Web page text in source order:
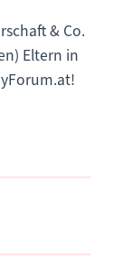
& Co.
Eltern in